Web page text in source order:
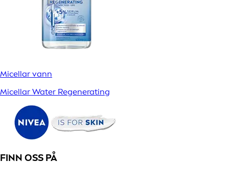
Micellar vann
Micellar Water Regenerating
FINN OSS PÅ